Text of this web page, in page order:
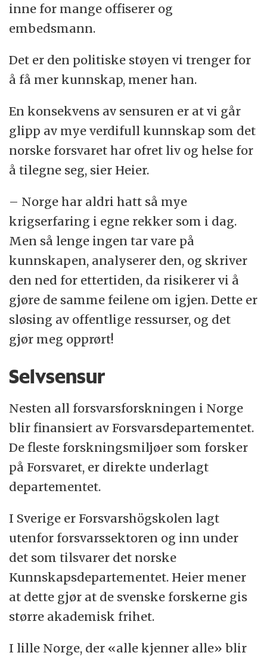
inne for mange offiserer og
embedsmann.
Det er den politiske støyen vi trenger for
å få mer kunnskap, mener han.
En konsekvens av sensuren er at vi går
glipp av mye verdifull kunnskap som det
norske forsvaret har ofret liv og helse for
å tilegne seg, sier Heier.
– Norge har aldri hatt så mye
krigserfaring i egne rekker som i dag.
Men så lenge ingen tar vare på
kunnskapen, analyserer den, og skriver
den ned for ettertiden, da risikerer vi å
gjøre de samme feilene om igjen. Dette er
sløsing av offentlige ressurser, og det
gjør meg opprørt!
Selvsensur
Nesten all forsvarsforskningen i Norge
blir finansiert av Forsvarsdepartementet.
De fleste forskningsmiljøer som forsker
på Forsvaret, er direkte underlagt
departementet.
I Sverige er Forsvarshögskolen lagt
utenfor forsvarssektoren og inn under
det som tilsvarer det norske
Kunnskapsdepartementet. Heier mener
at dette gjør at de svenske forskerne gis
større akademisk frihet.
I lille Norge, der «alle kjenner alle» blir